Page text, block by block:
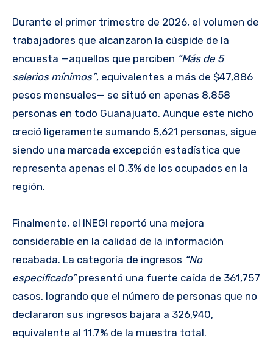
Durante el primer trimestre de 2026, el volumen de
trabajadores que alcanzaron la cúspide de la
encuesta —aquellos que perciben “Más de 5
salarios mínimos”, equivalentes a más de $47,886
pesos mensuales— se situó en apenas 8,858
personas en todo Guanajuato. Aunque este nicho
creció ligeramente sumando 5,621 personas, sigue
siendo una marcada excepción estadística que
representa apenas el 0.3% de los ocupados en la
región.
Finalmente, el INEGI reportó una mejora
considerable en la calidad de la información
recabada. La categoría de ingresos “No
especificado”presentó una fuerte caída de 361,757
casos, logrando que el número de personas que no
declararon sus ingresos bajara a 326,940,
equivalente al 11.7% de la muestra total.